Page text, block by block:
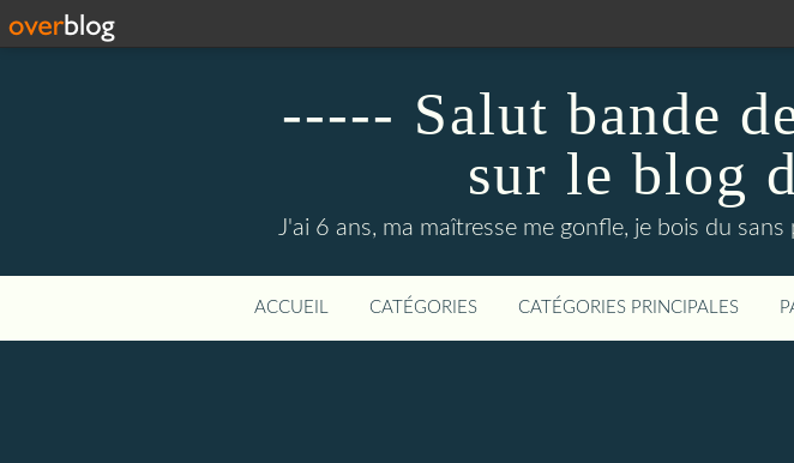
----- Salut bande
sur le blog
J'ai 6 ans, ma maîtresse me gonfle, je bois du
ACCUEIL CATÉGORIES CATÉGORIES PRINCIPALES